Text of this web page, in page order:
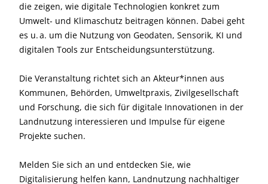
die zeigen, wie digitale Technologien konkret zum
Umwelt- und Klimaschutz beitragen können. Dabei geht
es u. a. um die Nutzung von Geodaten, Sensorik, KI und
digitalen Tools zur Entscheidungsunterstützung.
Die Veranstaltung richtet sich an Akteur*innen aus
Kommunen, Behörden, Umweltpraxis, Zivilgesellschaft
und Forschung, die sich für digitale Innovationen in der
Landnutzung interessieren und Impulse für eigene
Projekte suchen.
Melden Sie sich an und entdecken Sie, wie
Digitalisierung helfen kann, Landnutzung nachhaltiger